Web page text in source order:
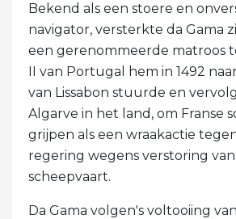
Bekend als een stoere en
navigator, versterkte da Gama
een gerenommeerde matroos
II van Portugal hem in 1492
van Lissabon stuurde en
Algarve in het land, om Franse
grijpen als een wraakactie
regering wegens verstoring
scheepvaart.
Da Gama volgen's voltooiing